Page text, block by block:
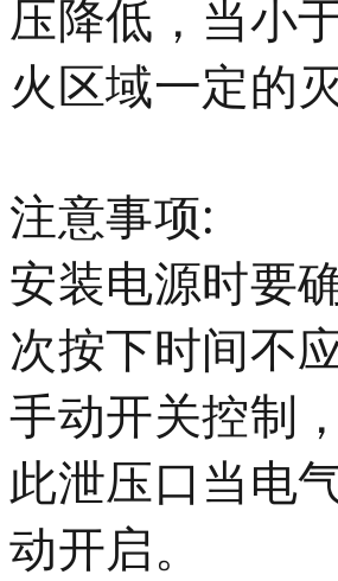
压降低，当小
火区域一定的
注意事项:
安装电源时要
次按下时间不
手动开关控制
此泄压口当电
动开启。